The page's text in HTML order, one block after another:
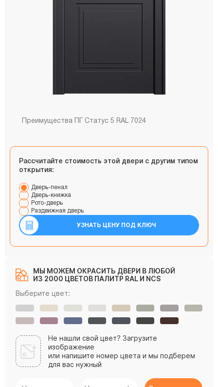
Преимущества ПГ Статус 5 RAL 7024
Рассчитайте стоимость этой двери с другим типом
открытия:
Дверь-пенал
Дверь-книжка
Рото-дверь
Раздвижная дверь
УЗНАТЬ ЦЕНУ ПОД КЛЮЧ
МЫ МОЖЕМ ОКРАСИТЬ ДВЕРИ В ЛЮБОЙ
ИЗ 2000 ЦВЕТОВ ПАЛИТР RAL И NCS
Выберите цвет:
Не нашли свой цвет? Загрузите
изображение
или напишите номер цвета и мы подберем
для вас нужный